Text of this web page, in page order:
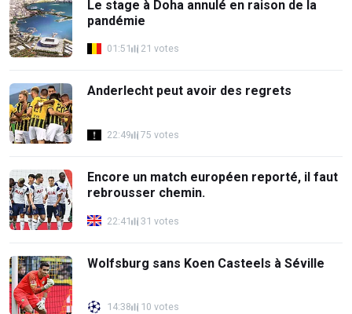
Le stage à Doha annulé en raison de la
pandémie
01:51 21 votes
Anderlecht peut avoir des regrets
22:49 75 votes
Encore un match européen reporté, il faut
rebrousser chemin.
22:41 31 votes
Wolfsburg sans Koen Casteels à Séville
14:38 10 votes